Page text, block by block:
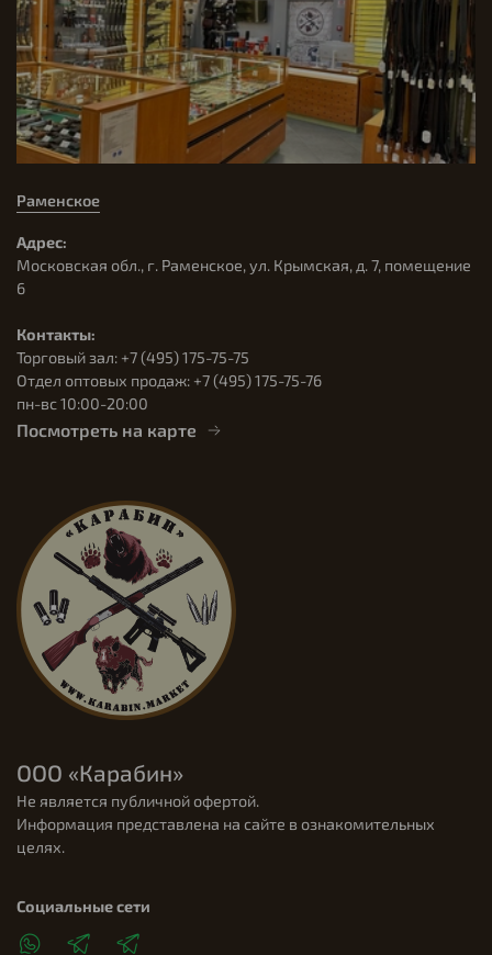
Раменское
Адрес:
Московская обл., г. Раменское, ул. Крымская, д. 7, помещение
6
Контакты:
Торговый зал: +7 (495) 175-75-75
Отдел оптовых продаж: +7 (495) 175-75-76
пн-вс 10:00-20:00
Посмотреть на карте
ООО «Карабин»
Не является публичной офертой.
Информация представлена на сайте в ознакомительных
целях.
Социальные сети